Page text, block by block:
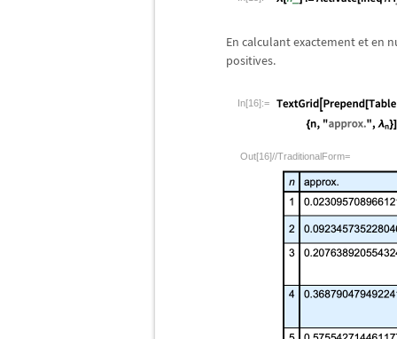
En calculant exactement et en
positives.
In[16]:=
Out[16]//TraditionalForm=